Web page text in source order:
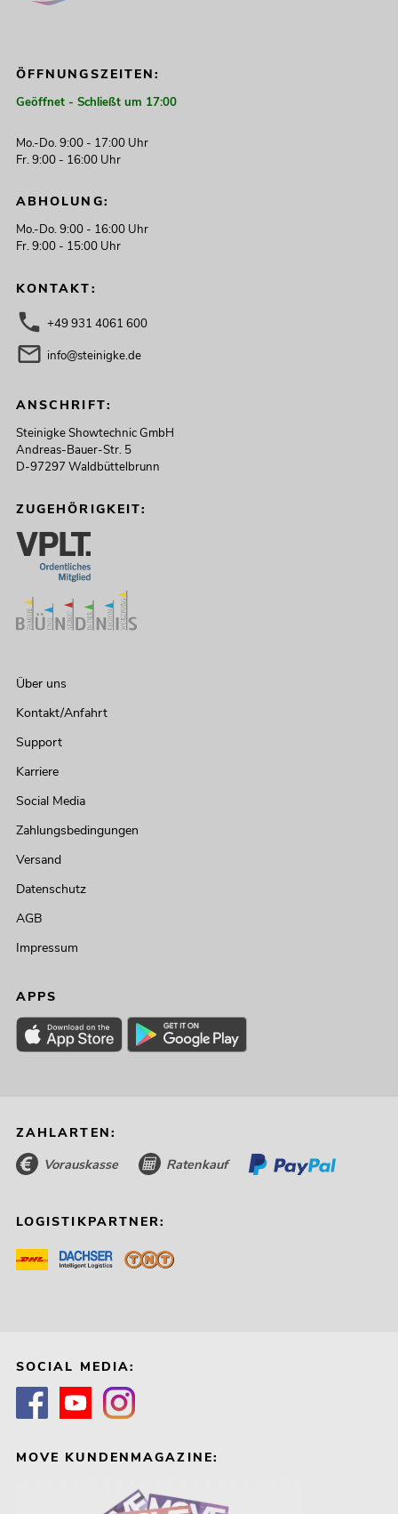
ÖFFNUNGSZEITEN:
Geöffnet - Schließt um 17:00
Mo.-Do. 9:00 - 17:00 Uhr
Fr. 9:00 - 16:00 Uhr
ABHOLUNG:
Mo.-Do. 9:00 - 16:00 Uhr
Fr. 9:00 - 15:00 Uhr
KONTAKT:
+49 931 4061 600
info@steinigke.de
ANSCHRIFT:
Steinigke Showtechnic GmbH
Andreas-Bauer-Str. 5
D-97297 Waldbüttelbrunn
ZUGEHÖRIGKEIT:
Über uns
Kontakt/Anfahrt
Support
Karriere
Social Media
Zahlungsbedingungen
Versand
Datenschutz
AGB
Impressum
APPS
ZAHLARTEN:
Vorauskasse Ratenkauf
LOGISTIKPARTNER:
SOCIAL MEDIA:
MOVE KUNDENMAGAZINE: